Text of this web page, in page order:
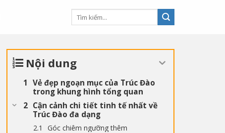
Nội dung
Vẻ đẹp ngoạn mục của Trúc Đào
trong khung hình tổng quan
Cận cảnh chi tiết tinh tế nhất về
Trúc Đào đa dạng
Góc chiêm ngưỡng thêm